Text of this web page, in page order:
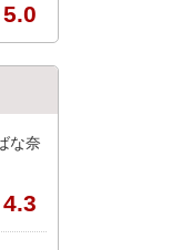
5.0
な奈
4.3